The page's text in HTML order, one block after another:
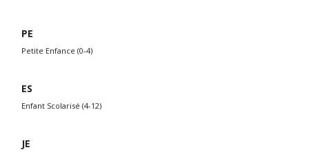
PE
Petite Enfance (0-4)
ES
Enfant Scolarisé (4-12)
JE